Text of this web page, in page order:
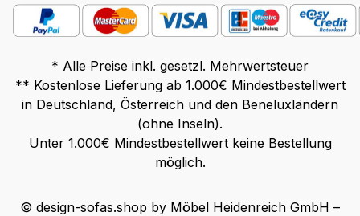
* Alle Preise inkl. gesetzl. Mehrwertsteuer
** Kostenlose Lieferung ab 1.000€ Mindestbestellwert
in Deutschland, Österreich und den Beneluxländern
(ohne Inseln).
Unter 1.000€ Mindestbestellwert keine Bestellung
möglich.
© design-sofas.shop by Möbel Heidenreich GmbH –